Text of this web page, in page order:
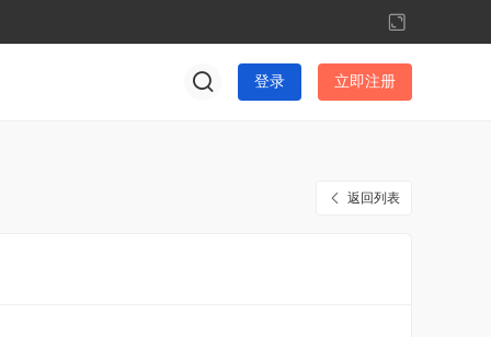
切
换
到
宽
登录 立即注册
返回列表